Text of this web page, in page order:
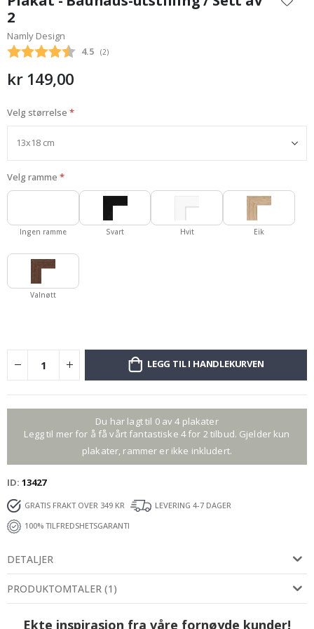
begynnelsen
av
bildegalleri
2
Namly Design
Gjennomsnittskarakter:
4.5 (stemmer:
2)
kr 149,00
Velg størrelse
Velg ramme
Ingen ramme Svart Hvit Eik
Valnøtt
LEGG TIL I HANDLEKURVEN
Du har lagt til 0 av 4 plakater
Legg til mer for å få vårt fantastiske 4 for 2 tilbud. Gjelder kun
plakater, rammer er ikke inkludert.
ID 13427
GRATIS FRAKT OVER 349 KR
LEVERING 4-7 DAGER
100% TILFREDSHETSGARANTI
DETALJER
PRODUKTOMTALER (1 )
Ekte inspirasjon fra våre fornøyde kunder!